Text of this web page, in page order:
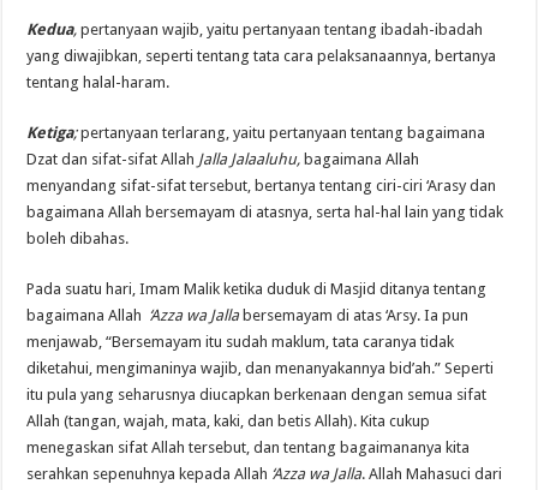
Kedua,pertanyaan wajib, yaitu pertanyaan tentang ibadah-ibadah
yang diwajibkan, seperti tentang tata cara pelaksanaannya, bertanya
tentang halal-haram.
Ketiga;pertanyaan terlarang, yaitu pertanyaan tentang bagaimana
Dzat dan sifat-sifat Allah Jalla Jalaaluhu, bagaimana Allah
menyandang sifat-sifat tersebut, bertanya tentang ciri-ciri ‘Arasy dan
bagaimana Allah bersemayam di atasnya, serta hal-hal lain yang tidak
boleh dibahas.
Pada suatu hari, Imam Malik ketika duduk di Masjid ditanya tentang
bagaimana Allah ‘Azza wa Jallabersemayam di atas ‘Arsy. Ia pun
menjawab, “Bersemayam itu sudah maklum, tata caranya tidak
diketahui, mengimaninya wajib, dan menanyakannya bid’ah.” Seperti
itu pula yang seharusnya diucapkan berkenaan dengan semua sifat
Allah (tangan, wajah, mata, kaki, dan betis Allah). Kita cukup
menegaskan sifat Allah tersebut, dan tentang bagaimananya kita
serahkan sepenuhnya kepada Allah ‘Azza wa Jalla. Allah Mahasuci dari